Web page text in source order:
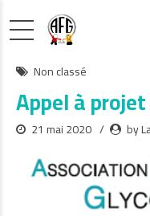
Non classé
Appel à
21 mai 2020 by